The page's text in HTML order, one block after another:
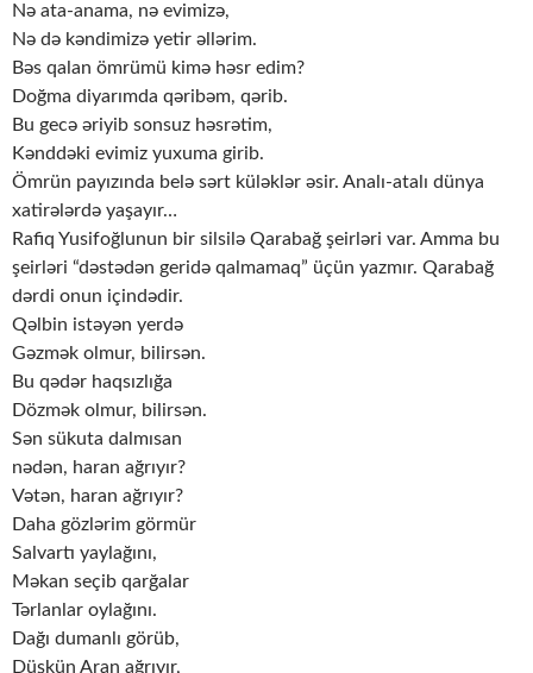
Nə ata-anama, nə evimizə,
Nə də kəndimizə yetir əllərim.
Bəs qalan ömrümü kimə həsr edim?
Doğma diyarımda qəribəm, qərib.
Bu gecə əriyib sonsuz həsrətim,
Kənddəki evimiz yuxuma girib.
Ömrün payızında belə sərt küləklər əsir. Analı-atalı dünya
xatirələrdə yaşayır…
Rafiq Yusifoğlunun bir silsilə Qarabağ şeirləri var. Amma bu
şeirləri “dəstədən geridə qalmamaq” üçün yazmır. Qarabağ
dərdi onun içindədir.
Qəlbin istəyən yerdə
Gəzmək olmur, bilirsən.
Bu qədər haqsızlığa
Dözmək olmur, bilirsən.
Sən sükuta dalmısan
nədən, haran ağrıyır?
Vətən, haran ağrıyır?
Daha gözlərim görmür
Salvartı yaylağını,
Məkan seçib qarğalar
Tərlanlar oylağını.
Dağı dumanlı görüb,
Düşkün Aran ağrıyır,